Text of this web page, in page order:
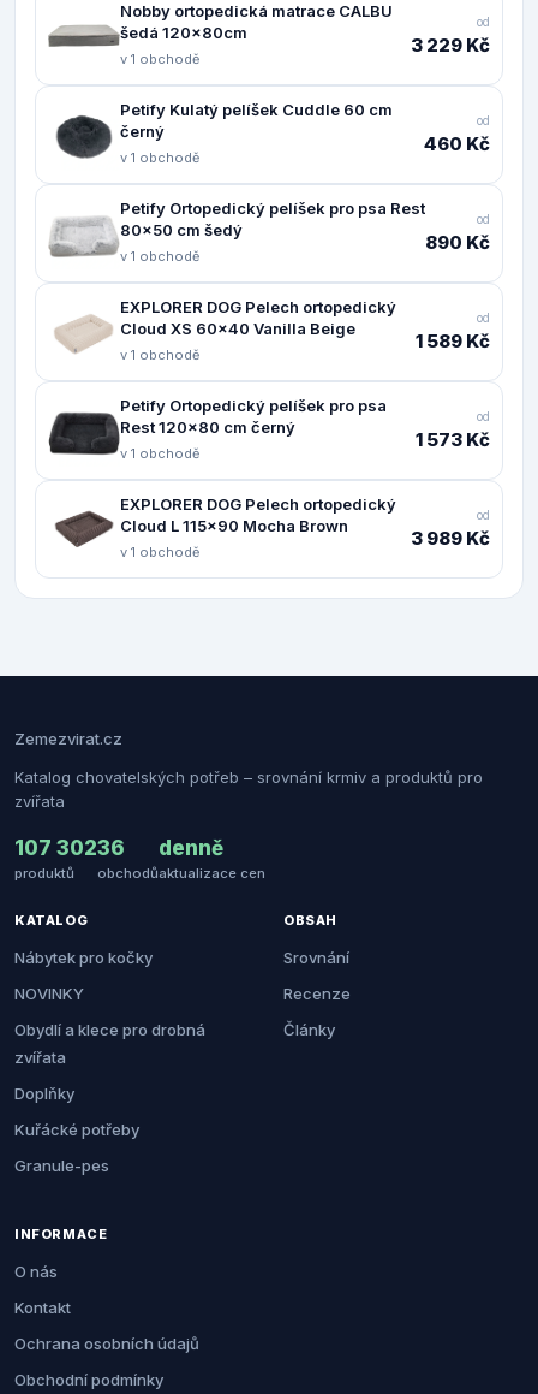
Nobby ortopedická matrace CALBU
šedá 120x80cm
v 1 obchodě
od
3 229 Kč
Petify Kulatý pelíšek Cuddle 60 cm
černý
v 1 obchodě
od
460 Kč
Petify Ortopedický pelíšek pro psa Rest
80x50 cm šedý
v 1 obchodě
od
890 Kč
EXPLORER DOG Pelech ortopedický
Cloud XS 60x40 Vanilla Beige
v 1 obchodě
od
1 589 Kč
Petify Ortopedický pelíšek pro psa
Rest 120x80 cm černý
v 1 obchodě
od
1 573 Kč
EXPLORER DOG Pelech ortopedický
Cloud L 115x90 Mocha Brown
v 1 obchodě
od
3 989 Kč
Zemezvirat.cz
Katalog chovatelských potřeb – srovnání krmiv a produktů pro
zvířata
107 302
produktů
36
obchodů
denně
aktualizace cen
KATALOG
Nábytek pro kočky
NOVINKY
Obydlí a klece pro drobná
zvířata
Doplňky
Kuřácké potřeby
Granule-pes
OBSAH
Srovnání
Recenze
Články
INFORMACE
O nás
Kontakt
Ochrana osobních údajů
Obchodní podmínky